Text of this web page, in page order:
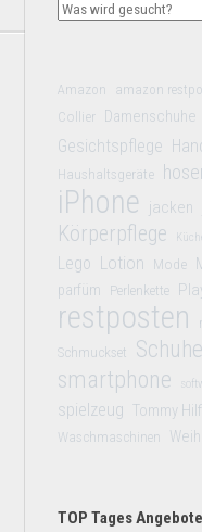
Amazon amazon
Collier Damenschuhe
Gesichtspflege
Haushaltsgeräte
iPhone jacken
Körperpflege
Lego Lotion Mode
parfüm
Perlenkette
restposten
Schmuckset Schuhe
smartphone
spielzeug Tommy
Waschmaschinen
TOP Tages Angebote